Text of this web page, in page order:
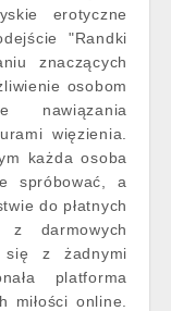
erotyczne
"Randki
znaczących
osobom
nawiązania
więzienia.
każda osoba
spróbować, a
do płatnych
z darmowych
się z żadnymi
platforma
miłości online.